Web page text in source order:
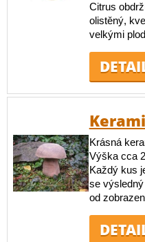
Citrus
olistěný,
velkými
Krásná
Výška cca
Každý kus
se
od